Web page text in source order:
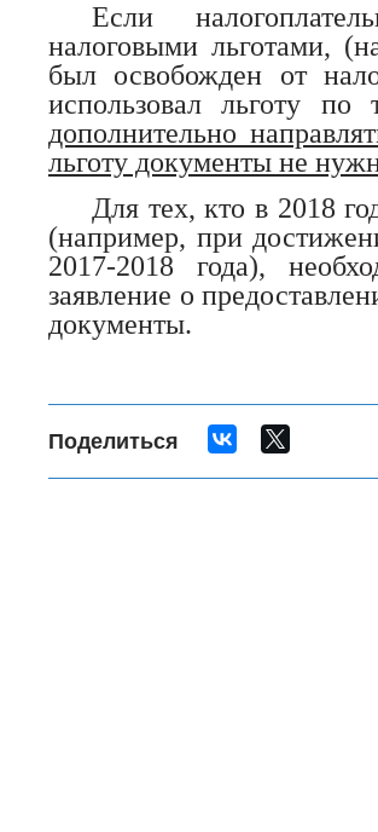
Если
налоговыми льготами,
был освобожден от
использовал льготу
дополнительно
льготу документы не
Для тех, кто в 2018
(например, при
2017-2018 года),
заявление о
документы.
Поделиться